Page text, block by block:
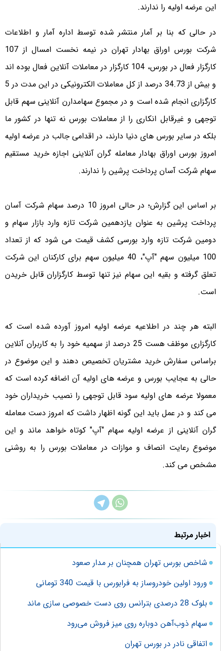
این عرضه اولیه را ندارند.
در حالی که بنا بر آمار منتشر شده توسط اداره آمار و اطلاعات
شرکت بورس اوراق بهادار تهران در نیمه نخست امسال از 107
کارگزار فعال در بورس، 104 کارگزار در معاملات آنلاین فعال بوده اند
و بیش از 34.73 درصد از کل معاملات الکترونیکی در این مدت در 5
کارگزاری انجام شده است و در مجموع سهامدارن آنلاینی سهم قابل
توجهی و غیرقابل انکاری را از معاملات بورس نه تنها در کشور ما
بلکه در سایر بورس های دنیا دارند، در اقدامی جالب در عرضه اولیه
امروز بورس اوراق بهادار معامله گران آنلاینی اجازه خرید مستقیم
سهام شرکت آسان پرداخت پرشین را ندارند.
بر اساس این گزارش؛ در حالی امروز 10 درصد سهام شرکت آسان
پرداخت پرشین به عنوان یازدهمین شرکت تازه وارد بازار سهام و
دومین شرکت تازه وارد بورسی کشف قیمت می شود که از تعداد
100 میلیون سهم "آپ"، 40 میلیون سهم برای کارکنان این شرکت
تعلق گرفته و بقیه این سهام نیز تنها توسط کارگزاران قابل خریدن
است.
البته هر چند در اطلاعیه عرضه اولیه امروز آورده شده است که
کارگزاری موظف هست 25 درصد از سهمیه خود را به کاربران آنلاین
براساس سفارش خرید مشتریان تخصیص دهند و این موضوع در
حالی به عجایب بورس و عرضه های اولیه آن اضافه کرده است که
معمولا عرضه های اولیه سود قابل توجهی را نصیب خریداران خود
می کند و در عمل باید این گونه اظهار داشت که امروز دست معامله
گران آنلاینی از عرضه اولیه سهام "آپ" کوتاه خواهد ماند و این
موضوع رعایت انصاف و موازات در معاملات بورس را به روشنی
مشخص می کند.
اخبار مرتبط
شاخص بورس تهران همچنان بر مدار صعود
ورود اولین خودروساز به فرابورس با قیمت 340 تومانی
بلوک 28 درصدی بترانس روی دست خصوصی سازی ماند
سهام ذوب‌آهن دوباره روی میز فروش می‌رود
اتفاقی نادر در بورس تهران